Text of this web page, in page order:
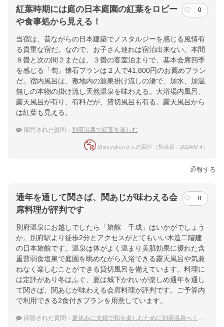
紅葉時期には庭の日本庭園の紅葉をロビー
や食事処から見える！
0
当宿は、昔ながらの日本建築でノスタルジーを感じる風情有
る貴重な宿だ。なので、お子さん連れは宿泊出来ない。本間
８畳と次の間２または、３畳の客室泊まりで、基本会席四季
を感じる「旬」懐石プランは２人で41,800円のお薦めプラン
だ。宿内風呂は、敷地内の源泉掛け流しの湯で、加水、加温
無しの本物の掛け流し天然温泉を味わえる。大浴場内風呂、
露天風呂が有り、有料だが、貸切風呂も有る。露天風呂から
は紅葉も見える。
回答された質問： 別府温泉で紅葉を楽しむ
Shinryukenさんの回答（投稿日：2024/6/ 4）
通報する
通年を通して関さば、関あじが味わえる会
席料理が評判です
0
別府温泉にお越しでしたら「旅館 千成」はいかがでしょう
か。別府駅より徒歩2分とアクセスがとてもいい木造二階建
の日本旅館です。温泉は体がよく温まり美肌効果に優れた含
重曹弱食塩泉で庭園を眺めながら入浴できる露天風呂や気兼
ねなく楽しむことができる貸切風呂を備えています。料理に
は定評があり冬はふぐ、夏は城下かれいが楽しめ通年を通し
て関さば、関あじが味わえる会席料理が評判です。ご予算内
で利用できる2食付きプランを用意しています。
回答された質問： 夏休みに夫婦で和を楽しむために別府温泉へ！おいしい料理や風情ある露天風呂の宿